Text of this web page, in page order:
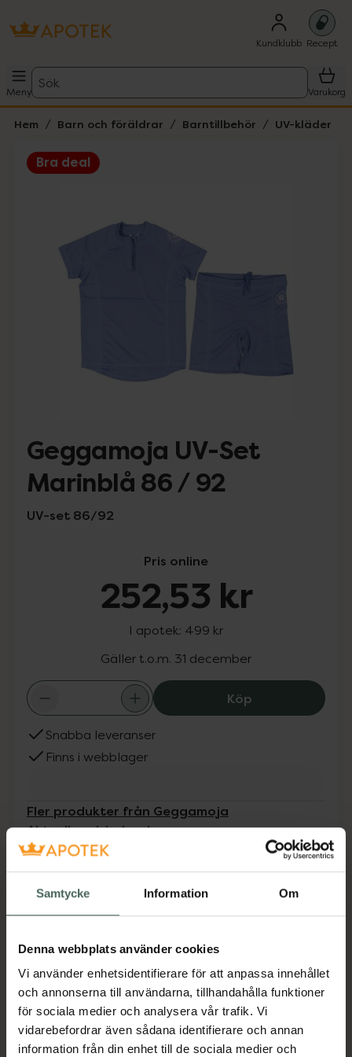
Samtycke Information Om
Denna webbplats använder cookies
Vi använder enhetsidentifierare för att anpassa innehållet
och annonserna till användarna, tillhandahålla funktioner
för sociala medier och analysera vår trafik. Vi
vidarebefordrar även sådana identifierare och annan
information från din enhet till de sociala medier och
Kundklubb Recept
Meny
Sök
Varukorg
Hem Barn och föräldrar Barntillbehör UV-kläder
Bra deal
Geggamoja UV-Set
Marinblå 86 / 92
UV-set 86/92
Pris online
252,53 kr
I apotek: 499 kr
Gäller t.o.m. 31 december
KöpGeggamoja
Snabba leveranser
Finns i webblager
Fler produkter från Geggamoja
Aktuella erbjudanden
Beskrivning Dölj
Tröjan har zipper fram för enkel påklädning.
Jämförpris 499 kr/st
EAN:07332833899593
Barn och föräldrar Barntillbehör